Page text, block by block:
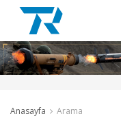
Anasayfa Arama